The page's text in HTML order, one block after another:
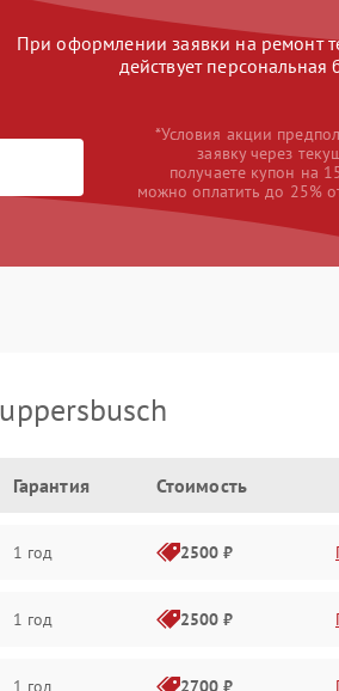
При оформлении заявки на ремонт
действует персональная
*Условия акции
заявку через
получаете купон на
можно оплатить до 25%
Гарантия Стоимость
1 год 2500 ₽
1 год 2500 ₽
1 год 2700 ₽